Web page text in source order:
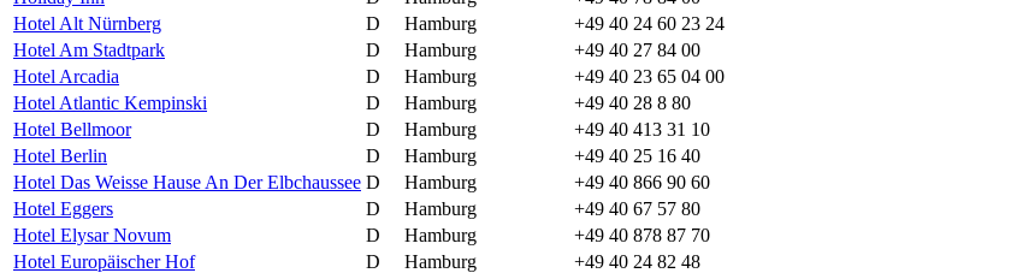
Hotel Alt Nürnberg
D Hamburg
+49 40 24 60 23 24
Hotel Am Stadtpark
D Hamburg
+49 40 27 84 00
Hotel Arcadia
D Hamburg
+49 40 23 65 04 00
Hotel Atlantic Kempinski
D Hamburg
+49 40 28 8 80
Hotel Bellmoor
D Hamburg
+49 40 413 31 10
Hotel Berlin
D Hamburg
+49 40 25 16 40
Hotel Das Weisse Hause An Der Elbchaussee D Hamburg
+49 40 866 90 60
Hotel Eggers
D Hamburg
+49 40 67 57 80
Hotel Elysar Novum
D Hamburg
+49 40 878 87 70
Hotel Europäischer Hof
D Hamburg
+49 40 24 82 48